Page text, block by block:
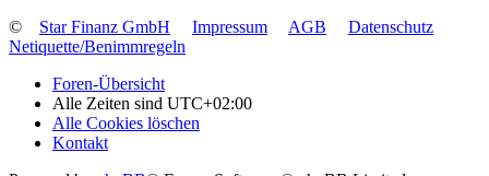
©
Star Finanz GmbH Impressum AGB
Datenschutz
Netiquette/Benimmregeln
Foren-Übersicht
Alle Zeiten sind UTC+02:00
Alle Cookies löschen
Kontakt